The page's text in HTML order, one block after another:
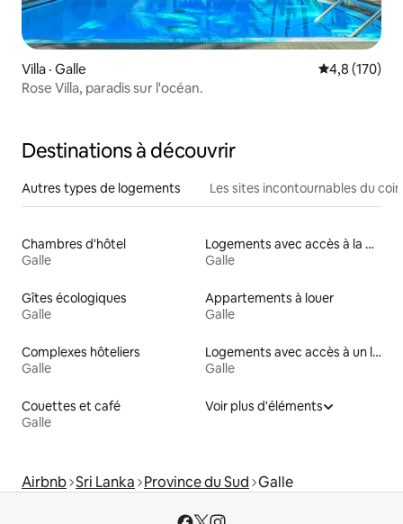
Villa · Galle Note
4,8 (170)
Rose Villa, paradis sur l'océan.
Destinations à découvrir
Autres types de logements Les sites incontournables du coin
Chambres d'hôtel
Galle
Logements avec accès à la plage
Galle
Gîtes écologiques
Galle
Appartements à louer
Galle
Complexes hôteliers
Galle
Logements avec accès à un lac
Galle
Couettes et café
Galle
Voir plus d'éléments
Airbnb Sri Lanka Province du Sud Galle